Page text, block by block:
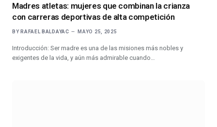
Madres atletas: mujeres que combinan la crianza
con carreras deportivas de alta competición
BY RAFAEL BALDAYAC MAYO 25, 2025
Introducción: Ser madre es una de las misiones más nobles y
exigentes de la vida, y aún más admirable cuando…